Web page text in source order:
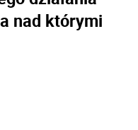
nad którymi